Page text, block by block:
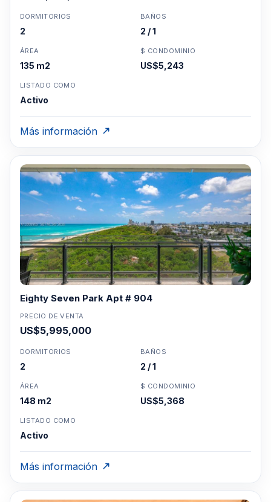
DORMITORIOS
2
BAÑOS
2 / 1
ÁREA
135 m2
$ CONDOMINIO
US$5,243
LISTADO COMO
Activo
Más información
Eighty Seven Park Apt # 904
PRECIO DE VENTA
US$5,995,000
DORMITORIOS
2
BAÑOS
2 / 1
ÁREA
148 m2
$ CONDOMINIO
US$5,368
LISTADO COMO
Activo
Más información